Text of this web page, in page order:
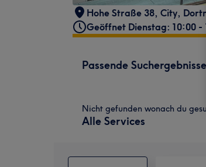
Hohe Straße 38, City,
Geöffnet Dienstag: 10:00 -
Passende Suchergebnisse
Nicht gefunden wonach du
Alle Services